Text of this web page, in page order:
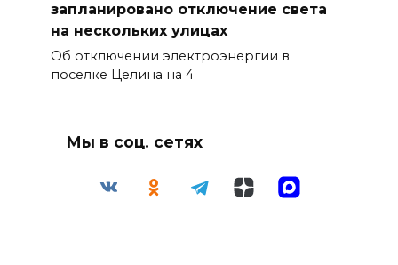
запланировано отключение света
на нескольких улицах
Об отключении электроэнергии в
поселке Целина на 4
Мы в соц. сетях